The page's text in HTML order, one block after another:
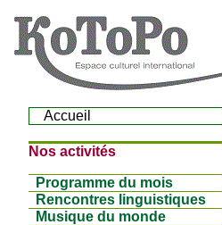
Accueil
Nos activités
Programme du mois
Rencontres linguistiques
Musique du monde